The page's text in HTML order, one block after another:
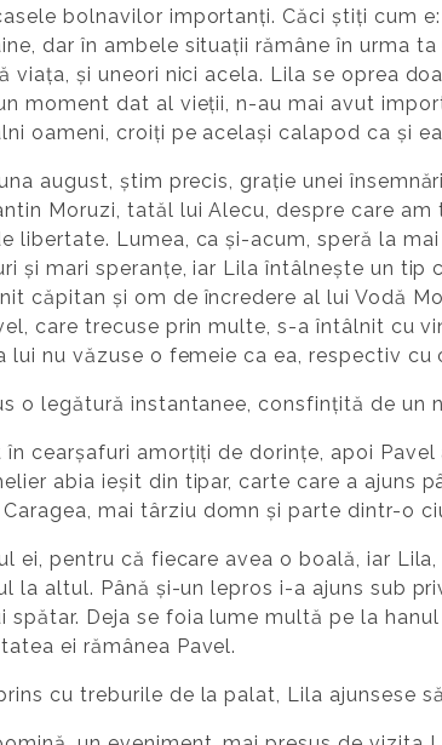
bolnavilor importanți. Căci știți cum
dar în ambele situații rămâne în urma
viața, și uneori nici acela. Lila se oprea
moment dat al vieții, n-au mai avut
oameni, croiți pe același calapod ca și
august, știm precis, grație unei
Moruzi, tatăl lui Alecu, despre care
libertate. Lumea, ca și-acum, speră la
și mari speranțe, iar Lila întâlnește un tip
căpitan și om de încredere al lui Vodă
care trecuse prin multe, s-a întâlnit cu
lui nu văzuse o femeie ca ea, respectiv
o legătură instantanee, consfințită de un
în cearșafuri amorțiți de dorințe, apoi
abia ieșit din tipar, carte care a ajuns
Caragea, mai târziu domn și parte dintr-o
ei, pentru că fiecare avea o boală, iar
la altul. Până și-un lepros i-a ajuns sub
spătar. Deja se foia lume multă pe la
ei rămânea Pavel.
cu treburile de la palat, Lila ajunsese